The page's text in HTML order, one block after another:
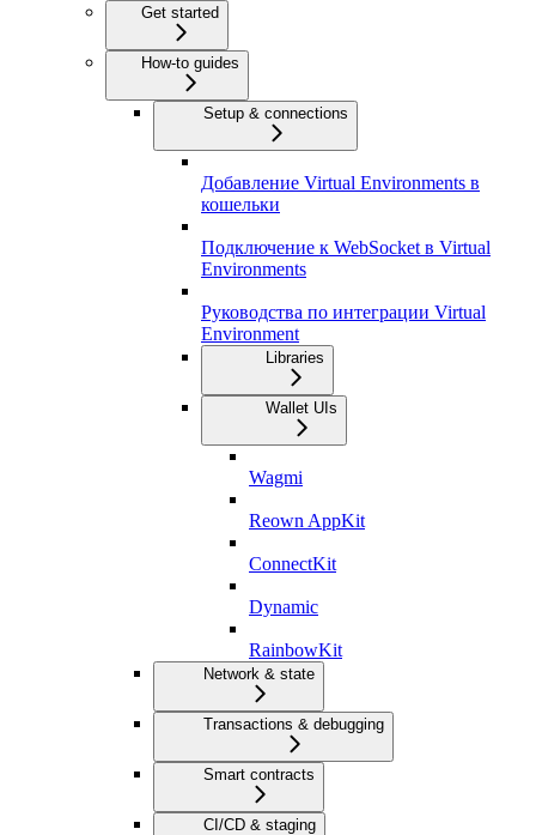
Get started
How-to guides
Setup & connections
Добавление Virtual Environments в
кошельки
Подключение к WebSocket в Virtual
Environments
Руководства по интеграции Virtual
Environment
Libraries
Wallet UIs
Wagmi
Reown AppKit
ConnectKit
Dynamic
RainbowKit
Network & state
Transactions & debugging
Smart contracts
CI/CD & staging